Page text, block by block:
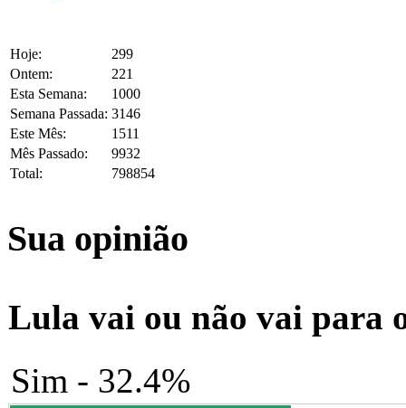
Hoje:
299
Ontem:
221
Esta Semana:
1000
Semana Passada: 3146
Este Mês:
1511
Mês Passado:
9932
Total:
798854
Sua opinião
Lula vai ou não vai para
Sim - 32.4%